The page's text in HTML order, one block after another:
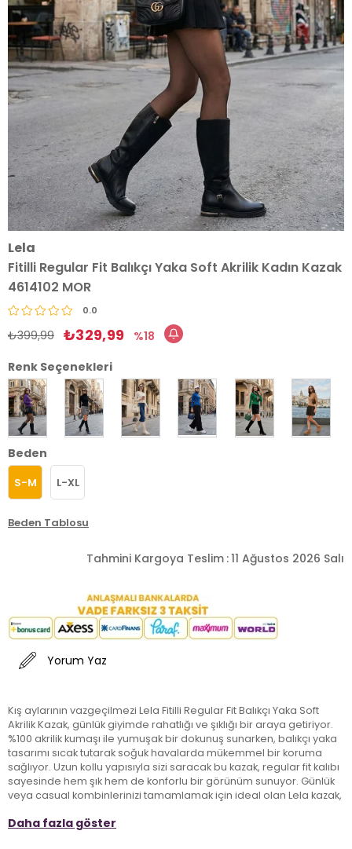
Lela
Fitilli Regular Fit Balıkçı Yaka Soft Akrilik Kadın Kazak
4614102 MOR
0.0
₺399,99 ₺329,99
18
Renk Seçenekleri
Beden
S-M L-XL
Beden Tablosu
Tahmini Kargoya Teslim :11 Ağustos 2026 Salı
Yorum Yaz
Kış aylarının vazgeçilmezi Lela Fitilli Regular Fit Balıkçı Yaka Soft
Akrilik Kazak, günlük giyimde rahatlığı ve şıklığı bir araya getiriyor.
%100 akrilik kumaşı ile yumuşak bir dokunuş sunarken, balıkçı yaka
tasarımı sıcak tutarak soğuk havalarda mükemmel bir koruma
sağlıyor. Uzun kollu yapısıyla sizi saracak bu kazak, regular fit kalıbı
sayesinde hem şık hem de konforlu bir görünüm sunuyor. Günlük
veya casual kombinlerinizi tamamlamak için ideal olan Lela kazak,
gardırobunuzun olmazsa olmazı olacak bu kazakla, sıcak ve şık
Daha fazla göster